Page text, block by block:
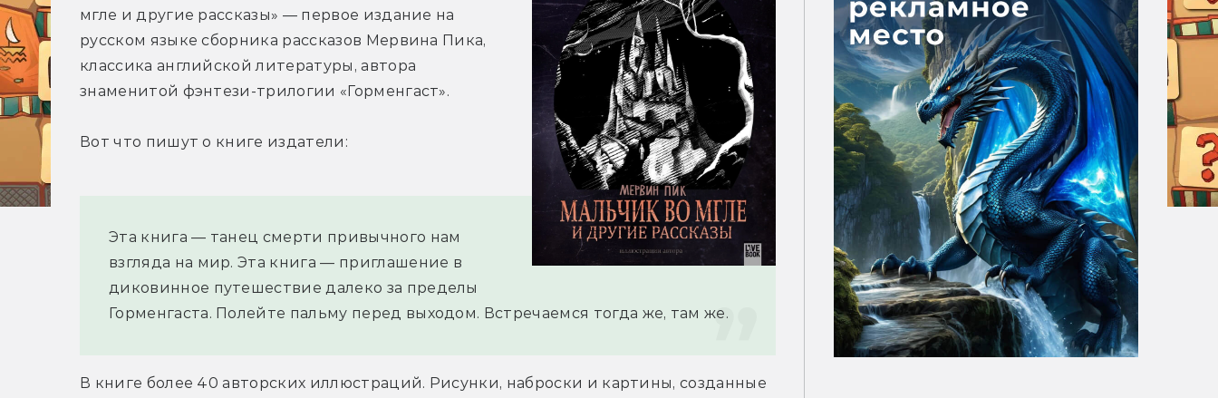
мгле и другие рассказы» — первое издание на
русском языке сборника рассказов Мервина Пика,
классика английской литературы, автора
знаменитой фэнтези-трилогии «Горменгаст».
Вот что пишут о книге издатели:
Эта книга — танец смерти привычного нам
взгляда на мир. Эта книга — приглашение в
диковинное путешествие далеко за пределы
Горменгаста. Полейте пальму перед выходом. Встречаемся тогда же, там же.
В книге более 40 авторских иллюстраций. Рисунки, наброски и картины, созданные